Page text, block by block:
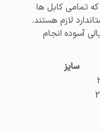
تمامی کابل ها
لازم هستند.
آسوده انجام
سایز